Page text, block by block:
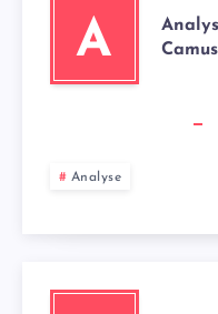
A
Camus
Analyse